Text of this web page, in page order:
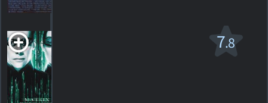
7.8
2003. 2h18m Suspense de science-fiction